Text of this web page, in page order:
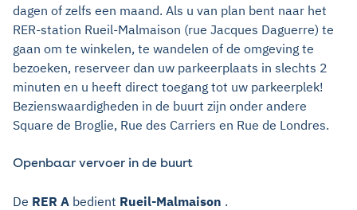
dagen of zelfs een maand. Als u van plan bent naar het
RER-station Rueil-Malmaison (rue Jacques Daguerre) te
gaan om te winkelen, te wandelen of de omgeving te
bezoeken, reserveer dan uw parkeerplaats in slechts 2
minuten en u heeft direct toegang tot uw parkeerplek!
Bezienswaardigheden in de buurt zijn onder andere
Square de Broglie, Rue des Carriers en Rue de Londres.
Openbaar vervoer in de buurt
De RER A bedient Rueil-Malmaison .